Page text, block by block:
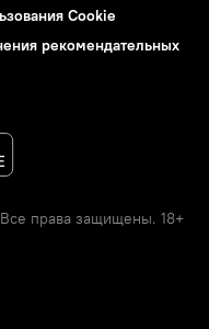
Cookie
рекомендательных
права защищены. 18+